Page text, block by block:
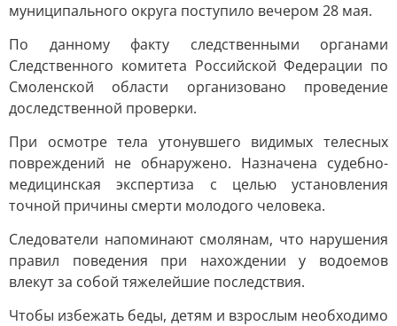
муниципального округа поступило вечером 28 мая.
По данному факту следственными органами
Следственного комитета Российской Федерации по
Смоленской области организовано проведение
доследственной проверки.
При осмотре тела утонувшего видимых телесных
повреждений не обнаружено. Назначена судебно-
медицинская экспертиза с целью установления
точной причины смерти молодого человека.
Следователи напоминают смолянам, что нарушения
правил поведения при нахождении у водоемов
влекут за собой тяжелейшие последствия.
Чтобы избежать беды, детям и взрослым необходимо